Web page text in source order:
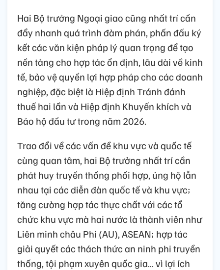
Hai Bộ trưởng Ngoại giao cũng nhất trí cần
đẩy nhanh quá trình đàm phán, phấn đấu ký
kết các văn kiện pháp lý quan trọng để tạo
nền tảng cho hợp tác ổn định, lâu dài về kinh
tế, bảo vệ quyền lợi hợp pháp cho các doanh
nghiệp, đặc biệt là Hiệp định Tránh đánh
thuế hai lần và Hiệp định Khuyến khích và
Bảo hộ đầu tư trong năm 2026.
Trao đổi về các vấn đề khu vực và quốc tế
cùng quan tâm, hai Bộ trưởng nhất trí cần
phát huy truyền thống phối hợp, ủng hộ lẫn
nhau tại các diễn đàn quốc tế và khu vực;
tăng cường hợp tác thực chất với các tổ
chức khu vực mà hai nước là thành viên như
Liên minh châu Phi (AU), ASEAN; hợp tác
giải quyết các thách thức an ninh phi truyền
thống, tội phạm xuyên quốc gia… vì lợi ích